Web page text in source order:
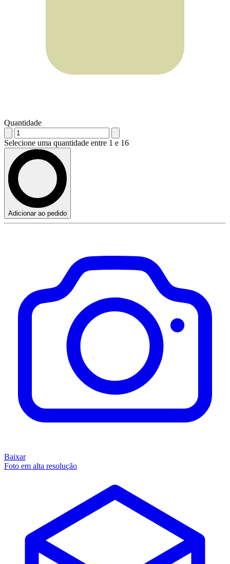
Quantidade
Selecione uma quantidade entre 1 e 16
Adicionar ao pedido
Baixar
Foto em alta resolução